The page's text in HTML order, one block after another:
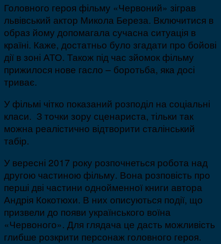
Головного героя фільму «Червоний» зіграв
львівський актор Микола Береза. Включитися в
образ йому допомагала сучасна ситуація в
країні. Каже, достатньо було згадати про бойові
дії в зоні АТО. Також під час зйомок фільму
прижилося нове гасло – боротьба, яка досі
триває.
У фільмі чітко показаний розподіл на соціальні
класи. З точки зору сценариста, тільки так
можна реалістично відтворити сталінський
табір.
У вересні 2017 року розпочнеться робота над
другою частиною фільму. Вона розповість про
перші дві частини однойменної книги автора
Андрія Кокотюхи. В них описуються події, що
призвели до появи українського воїна
«Червоного». Для глядача це дасть можливість
глибше розкрити персонаж головного героя.